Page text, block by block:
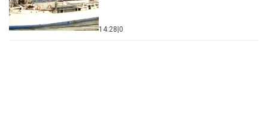
14:28 0